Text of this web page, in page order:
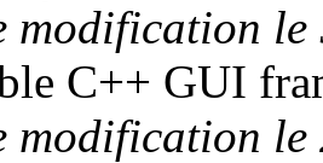
modification le
C++ GUI
modification